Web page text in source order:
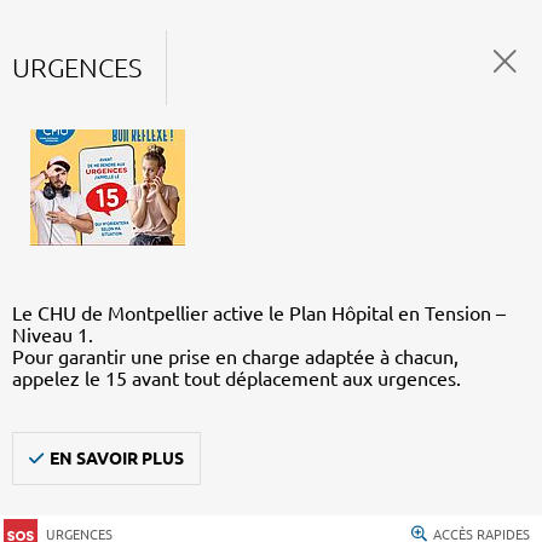
URGENCES
Le CHU de Montpellier active le Plan Hôpital en Tension –
Niveau 1.
Pour garantir une prise en charge adaptée à chacun,
appelez le 15 avant tout déplacement aux urgences.
EN SAVOIR PLUS
URGENCES ACCÈS RAPIDES